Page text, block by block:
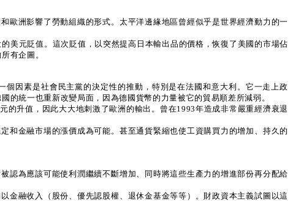
洲影響了勞動組織的形式。太平洋邊緣地區曾經似乎是世界經濟動力的一
元貶值。這次貶值，以突然提高日本輸出品的價格，恢復了美國的市場佔
有企圖。
素是社會民主黨的決定性的推動，特別是在法國和意大利。它一走上政
統一也重新改變局面，因為德國貨幣的力量被它的貿易順差所減弱。
升值，因此大大地刺激了歐洲的輸出。曾在1993年造成非常嚴重經濟衰退
金融市場的漲價成為可能。甚至通貨緊縮也使工資購買力的增加、持久的
為應該可能使利潤繼續不斷增加、同時將這些生產力的增進部份再分配給
融收入（股份、優先認股權、退休金基金等等）。財政資本主義試圖以這